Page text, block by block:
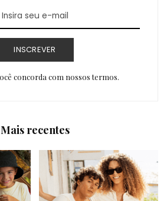
INSCREVER
concorda com nossos termos.
Mais recentes